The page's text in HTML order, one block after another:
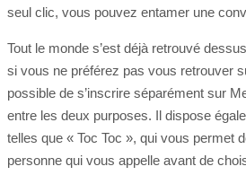
seul clic, vous pouvez entamer une
Tout le monde s’est déjà retrouvé
si vous ne préférez pas vous retrouver
possible de s’inscrire séparément sur
entre les deux purposes. Il dispose
telles que « Toc Toc », qui vous permet
personne qui vous appelle avant de